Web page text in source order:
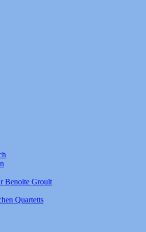
Benoite Groult
Quartetts